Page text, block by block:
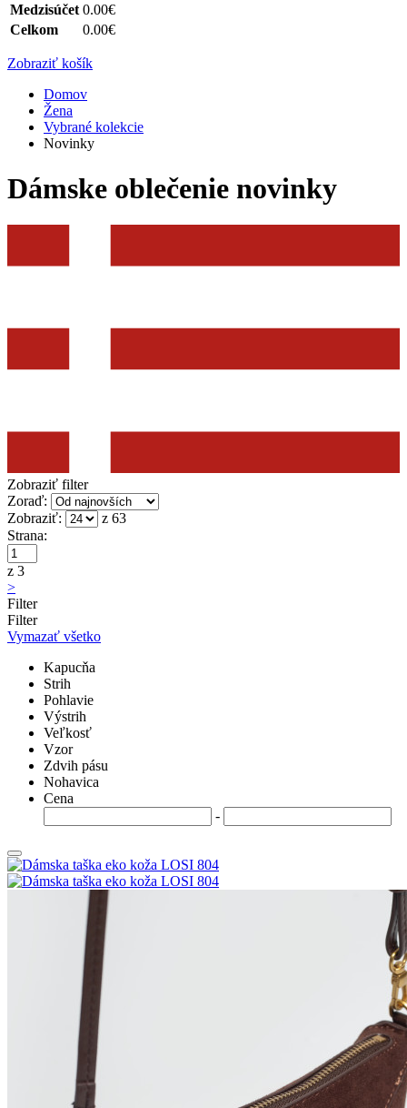
Medzisúčet 0.00€
Celkom
0.00€
Zobraziť košík
Domov
Žena
Vybrané kolekcie
Novinky
Dámske oblečenie novinky
Zobraziť filter
Zoraď:
Zobraziť:
z 63
Strana:
z 3
>
Filter
Filter
Vymazať všetko
Kapucňa
Strih
Pohlavie
Výstrih
Veľkosť
Vzor
Zdvih pásu
Nohavica
Cena
-